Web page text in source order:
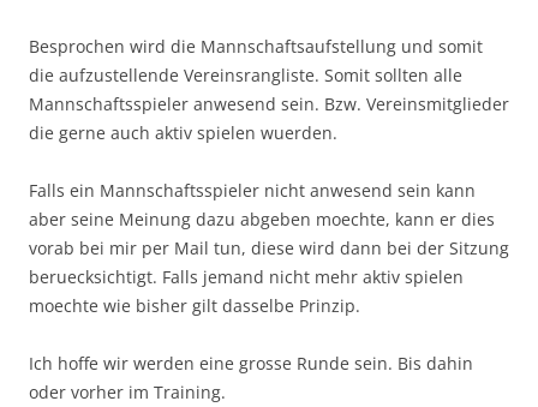
Besprochen wird die Mannschaftsaufstellung und somit
die aufzustellende Vereinsrangliste. Somit sollten alle
Mannschaftsspieler anwesend sein. Bzw. Vereinsmitglieder
die gerne auch aktiv spielen wuerden.
Falls ein Mannschaftsspieler nicht anwesend sein kann
aber seine Meinung dazu abgeben moechte, kann er dies
vorab bei mir per Mail tun, diese wird dann bei der Sitzung
beruecksichtigt. Falls jemand nicht mehr aktiv spielen
moechte wie bisher gilt dasselbe Prinzip.
Ich hoffe wir werden eine grosse Runde sein. Bis dahin
oder vorher im Training.